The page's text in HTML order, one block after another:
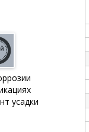
усадки